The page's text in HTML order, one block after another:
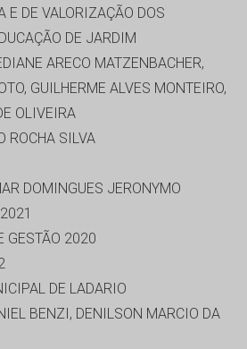
E DE VALORIZAÇÃO DOS
DE JARDIM
ARECO MATZENBACHER,
GUILHERME ALVES MONTEIRO,
OLIVEIRA
ROCHA SILVA
DOMINGUES JERONYMO
GESTÃO 2020
DE LADARIO
BENZI, DENILSON MARCIO DA